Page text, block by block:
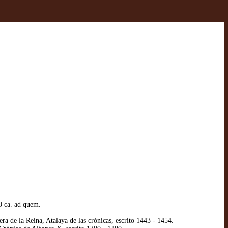
ca. ad quem.
de la Reina, Atalaya de las crónicas, escrito 1443 - 1454.